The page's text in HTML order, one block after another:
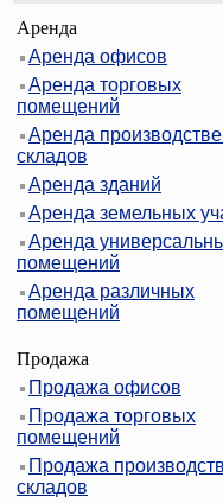
Аренда
Аренда офисов
Аренда торговых
помещений
Аренда
складов
Аренда зданий
Аренда земельных
Аренда
помещений
Аренда различных
помещений
Продажа
Продажа офисов
Продажа торговых
помещений
Продажа
складов